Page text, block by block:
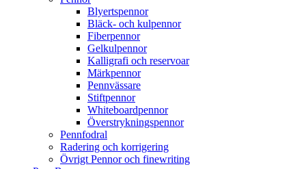
Blyertspennor
Bläck- och kulpennor
Fiberpennor
Gelkulpennor
Kalligrafi och reservoar
Märkpennor
Pennvässare
Stiftpennor
Whiteboardpennor
Överstrykningspennor
Pennfodral
Radering och korrigering
Övrigt Pennor och finewriting